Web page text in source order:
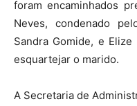
foram encaminhados
Neves, condenado
Sandra Gomide, e
esquartejar o marido.
A Secretaria de